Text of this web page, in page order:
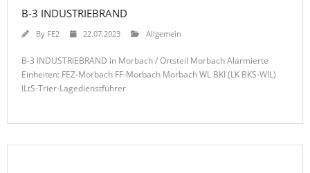
B-3 INDUSTRIEBRAND
By FE2 22.07.2023 Allgemein
B-3 INDUSTRIEBRAND in Morbach / Ortsteil Morbach Alarmierte
Einheiten: FEZ-Morbach FF-Morbach Morbach WL BKI (LK BKS-WIL)
ILtS-Trier-Lagedienstführer